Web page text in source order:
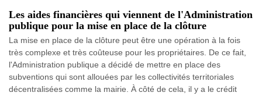
Les aides financières qui viennent de l'Administration
publique pour la mise en place de la clôture
La mise en place de la clôture peut être une opération à la fois
très complexe et très coûteuse pour les propriétaires. De ce fait,
l'Administration publique a décidé de mettre en place des
subventions qui sont allouées par les collectivités territoriales
décentralisées comme la mairie. À côté de cela, il y a le crédit